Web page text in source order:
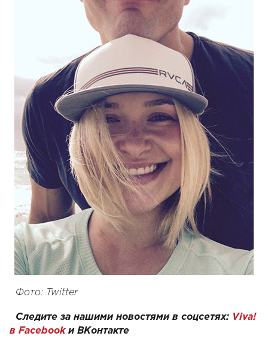
Фото: Twitter
Следите за нашими новостями в соцсетях: Viva!
в Facebookи ВКонтакте